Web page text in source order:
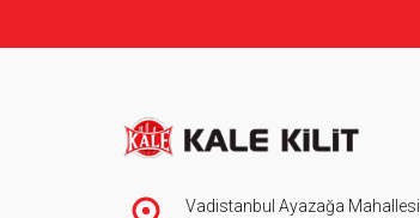
Vadistanbul Ayazağa Mahallesi